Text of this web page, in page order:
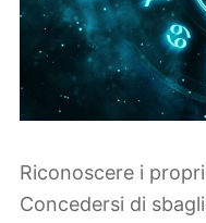
Riconoscere i
Concedersi di